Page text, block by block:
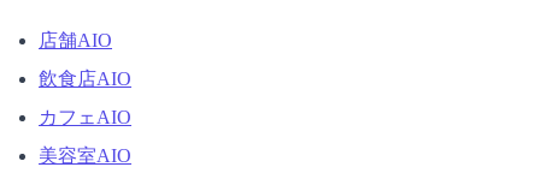
店舗AIO
飲食店AIO
カフェAIO
美容室AIO